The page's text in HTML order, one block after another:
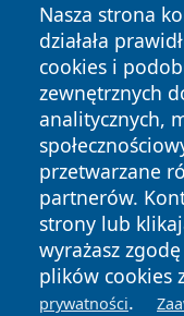
Nasza strona
działała
cookies i
zewnętrznych
analitycznych,
przetwarzane
partnerów.
strony lub
wyrażasz
plików cookies
prywatności.
Copyright © 2026
zastrzeżone.
News Autorzy